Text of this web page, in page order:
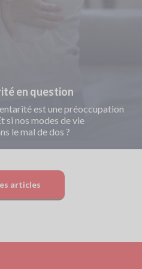
en question
est une préoccupation
si nos modes de vie
le mal de dos ?
articles